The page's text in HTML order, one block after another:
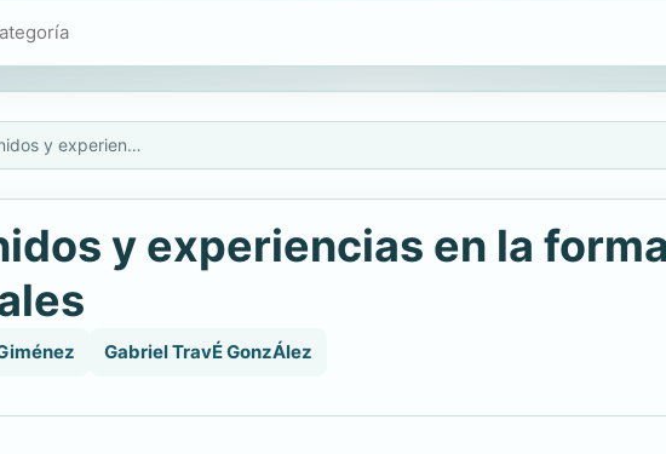
Modelos, contenidos y experiencias en la formación del profesorado de ciencias sociales
y experiencias en la
Gabriel TravÉ GonzÁlez